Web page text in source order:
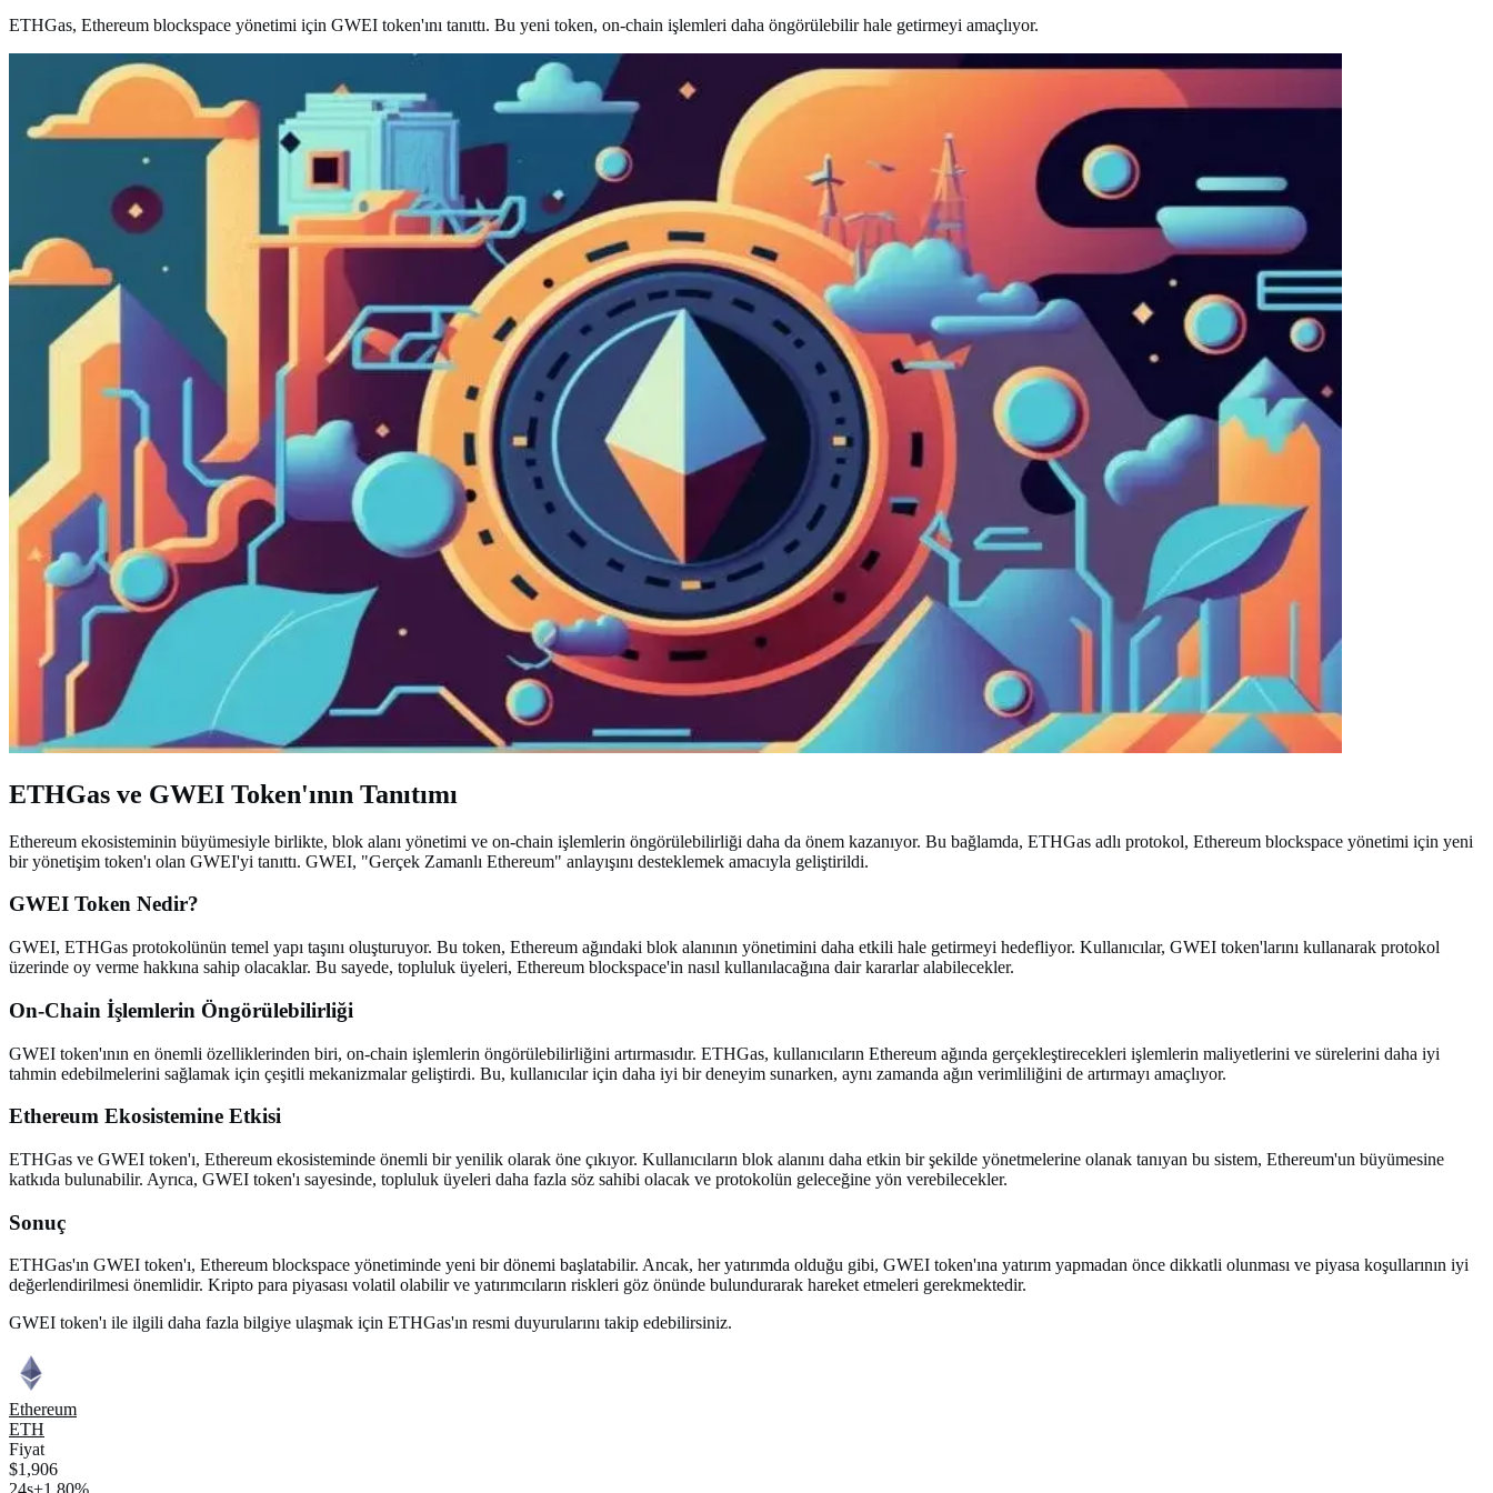
ETHGas, Ethereum blockspace yönetimi için GWEI token'ını tanıttı. Bu yeni token, on-chain işlemleri daha öngörülebilir hale getirmeyi amaçlıyor.
ETHGas ve GWEI Token'ının Tanıtımı
Ethereum ekosisteminin büyümesiyle birlikte, blok alanı yönetimi ve on-chain işlemlerin öngörülebilirliği daha da önem kazanıyor. Bu bağlamda, ETHGas adlı protokol, Ethereum blockspace yönetimi için yeni
bir yönetişim token'ı olan GWEI'yi tanıttı. GWEI, "Gerçek Zamanlı Ethereum" anlayışını desteklemek amacıyla geliştirildi.
GWEI Token Nedir?
GWEI, ETHGas protokolünün temel yapı taşını oluşturuyor. Bu token, Ethereum ağındaki blok alanının yönetimini daha etkili hale getirmeyi hedefliyor. Kullanıcılar, GWEI token'larını kullanarak protokol
üzerinde oy verme hakkına sahip olacaklar. Bu sayede, topluluk üyeleri, Ethereum blockspace'in nasıl kullanılacağına dair kararlar alabilecekler.
On-Chain İşlemlerin Öngörülebilirliği
GWEI token'ının en önemli özelliklerinden biri, on-chain işlemlerin öngörülebilirliğini artırmasıdır. ETHGas, kullanıcıların Ethereum ağında gerçekleştirecekleri işlemlerin maliyetlerini ve sürelerini daha iyi
tahmin edebilmelerini sağlamak için çeşitli mekanizmalar geliştirdi. Bu, kullanıcılar için daha iyi bir deneyim sunarken, aynı zamanda ağın verimliliğini de artırmayı amaçlıyor.
Ethereum Ekosistemine Etkisi
ETHGas ve GWEI token'ı, Ethereum ekosisteminde önemli bir yenilik olarak öne çıkıyor. Kullanıcıların blok alanını daha etkin bir şekilde yönetmelerine olanak tanıyan bu sistem, Ethereum'un büyümesine
katkıda bulunabilir. Ayrıca, GWEI token'ı sayesinde, topluluk üyeleri daha fazla söz sahibi olacak ve protokolün geleceğine yön verebilecekler.
Sonuç
ETHGas'ın GWEI token'ı, Ethereum blockspace yönetiminde yeni bir dönemi başlatabilir. Ancak, her yatırımda olduğu gibi, GWEI token'ına yatırım yapmadan önce dikkatli olunması ve piyasa koşullarının iyi
değerlendirilmesi önemlidir. Kripto para piyasası volatil olabilir ve yatırımcıların riskleri göz önünde bulundurarak hareket etmeleri gerekmektedir.
GWEI token'ı ile ilgili daha fazla bilgiye ulaşmak için ETHGas'ın resmi duyurularını takip edebilirsiniz.
Ethereum
ETH
Fiyat
$1,906